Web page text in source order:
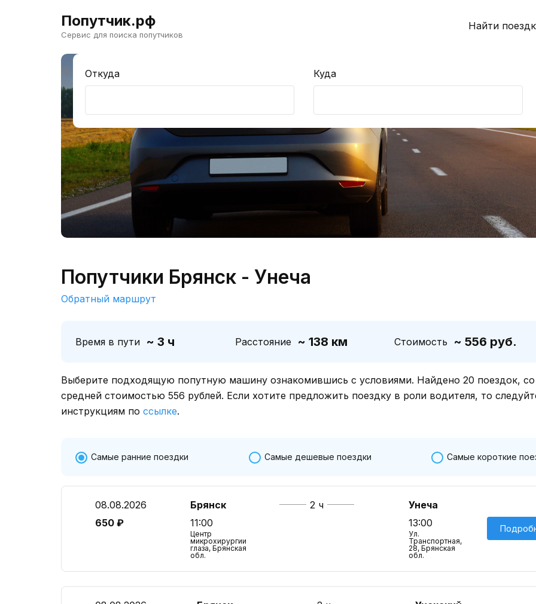
Попутчик.рф
Сервис для поиска попутчиков
Найти
Откуда Куда
Попутчики Брянск - Унеча
Обратный маршрут
Время в пути ~ 3 ч Расстояние ~ 138 км Стоимость ~ 556 руб.
Выберите подходящую попутную машину ознакомившись с условиями. Найдено 20 поездок, со
средней стоимостью 556 рублей. Если хотите предложить поездку в роли водителя, то
инструкциям по ссылке.
Самые ранние поездки Самые дешевые поездки Самые короткие
08.08.2026
650 ₽
Брянск
11:00
Центр
микрохирургии
глаза, Брянская
обл.
2 ч
Унеча
13:00
Ул.
Транспортная,
28, Брянская
обл.